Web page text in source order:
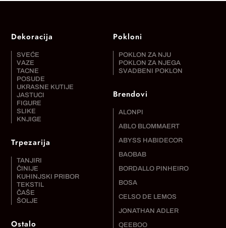
Dekoracija
SVEĆE
VAZE
TACNE
POSUDE
UKRASNE KUTIJE
JASTUCI
FIGURE
SLIKE
KNJIGE
Trpezarija
TANJIRI
ČINIJE
KUHINJSKI PRIBOR
TEKSTIL
ČAŠE
ŠOLJE
Ostalo
Pokloni
POKLON ZA NJU
POKLON ZA NJEGA
SVADBENI POKLON
Brendovi
ALONPI
ABLO BLOMMAERT
ABYSS HABIDECOR
BAOBAB
BORDALLO PINHEIRO
BOSA
CELSO DE LEMOS
JONATHAN ADLER
QEEBOO